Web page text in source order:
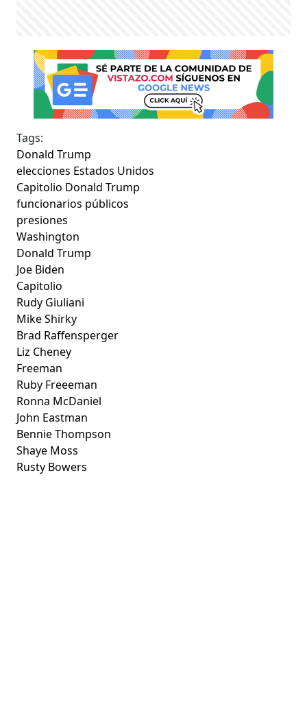
Tags:
Donald Trump
elecciones Estados Unidos
Capitolio Donald Trump
funcionarios públicos
presiones
Washington
Donald Trump
Joe Biden
Capitolio
Rudy Giuliani
Mike Shirky
Brad Raffensperger
Liz Cheney
Freeman
Ruby Freeeman
Ronna McDaniel
John Eastman
Bennie Thompson
Shaye Moss
Rusty Bowers